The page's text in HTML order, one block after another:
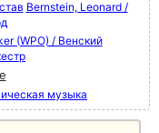
Bernstein, Leonard /
(WPO) / Венский
музыка